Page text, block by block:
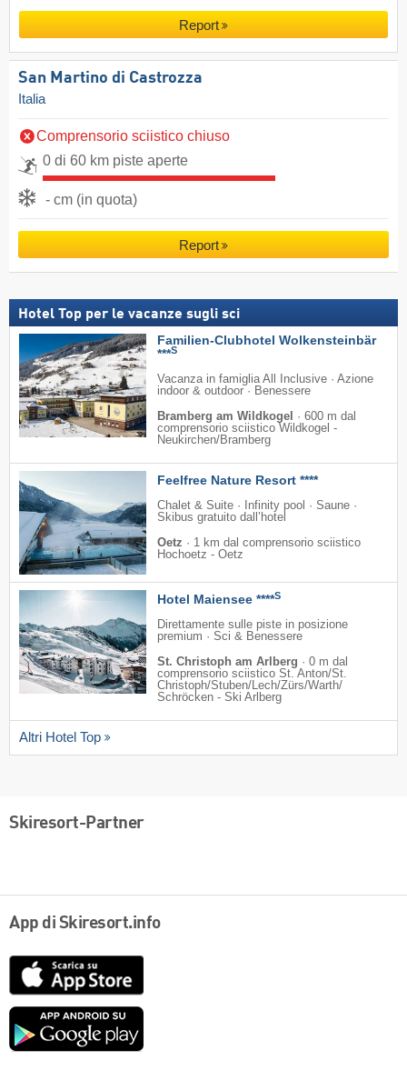
Report
San Martino di Castrozza
Italia
Comprensorio sciistico chiuso
0 di 60 km piste aperte
- cm (in quota)
Report
Hotel Top per le vacanze sugli sci
Familien-Clubhotel Wolkensteinbär
***S
Vacanza in famiglia All Inclusive · Azione
indoor & outdoor · Benessere
Bramberg am Wildkogel
· 600 m dal
comprensorio sciistico Wildkogel -
Neukirchen/​Bramberg
Feelfree Nature Resort ****
Chalet & Suite · Infinity pool · Saune ·
Skibus gratuito dall’hotel
Oetz · 1 km dal comprensorio sciistico
Hochoetz - Oetz
Hotel Maiensee ****S
Direttamente sulle piste in posizione
premium · Sci & Benessere
St. Christoph am Arlberg · 0 m dal
comprensorio sciistico St. Anton/​St.
Christoph/​Stuben/​Lech/​Zürs/​Warth/​
Schröcken - Ski Arlberg
Altri Hotel Top
Skiresort-Partner
App di Skiresort.info
Google